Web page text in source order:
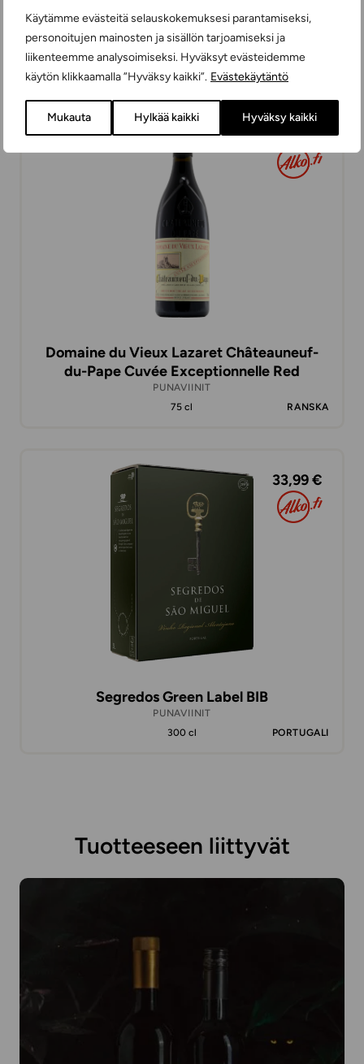
Käytämme evästeitä selauskokemuksesi parantamiseksi,
personoitujen mainosten ja sisällön tarjoamiseksi ja
liikenteemme analysoimiseksi. Hyväksyt evästeidemme
käytön klikkaamalla ”Hyväksy kaikki”. Evästekäytäntö
Mukauta Hylkää kaikki Hyväksy kaikki
Château Roques de Jeanlice Organic
PUNAVIINIT
75 cl
RANSKA
64,99 €
Domaine du Vieux Lazaret Châteauneuf-
du-Pape Cuvée Exceptionnelle Red
PUNAVIINIT
75 cl
RANSKA
33,99 €
Segredos Green Label BIB
PUNAVIINIT
300 cl
PORTUGALI
Tuotteeseen liittyvät